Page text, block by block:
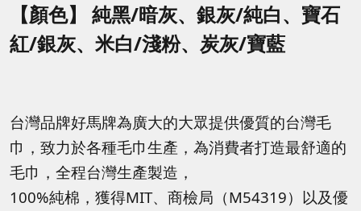
【顏色】 純黑/暗灰、銀灰/純白、寶石
紅/銀灰、米白/淺粉、炭灰/寶藍
台灣品牌好馬牌為廣大的大眾提供優質的台灣毛
巾，致力於各種毛巾生產，為消費者打造最舒適的
毛巾，全程台灣生產製造，
100%純棉，獲得MIT、商檢局（M54319）以及優